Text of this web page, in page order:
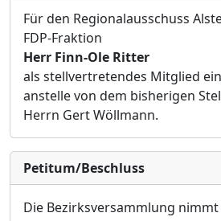
Für den Regionalausschuss
FDP-Fraktion
Herr Finn-Ole Ritter
als stellvertretendes Mitglied
anstelle von dem bisherigen
Herrn Gert Wöllmann.
Petitum/Beschluss
Die Bezirksversammlung